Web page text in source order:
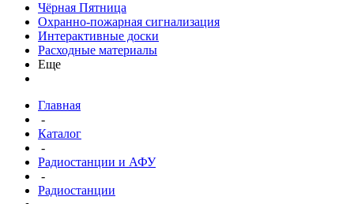
Чёрная Пятница
Охранно-пожарная сигнализация
Интерактивные доски
Расходные материалы
Еще
Главная
-
Каталог
-
Радиостанции и АФУ
-
Радиостанции